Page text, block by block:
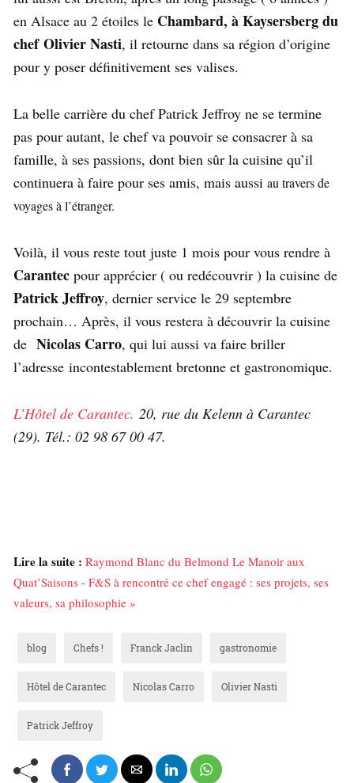
en Alsace au 2 étoiles le Chambard, à Kaysersberg du
chef Olivier Nasti, il retourne dans sa région d’origine
pour y poser définitivement ses valises.
La belle carrière du chef Patrick Jeffroy ne se termine
pas pour autant, le chef va pouvoir se consacrer à sa
famille, à ses passions, dont bien sûr la cuisine qu’il
continuera à faire pour ses amis, mais aussi au travers de
voyages à l’étranger.
Voilà, il vous reste tout juste 1 mois pour vous rendre à
Carantec pour apprécier ( ou redécouvrir ) la cuisine de
Patrick Jeffroy, dernier service le 29 septembre
prochain… Après, il vous restera à découvrir la cuisine
de Nicolas Carro, qui lui aussi va faire briller
l’adresse incontestablement bretonne et gastronomique.
L’Hôtel de Carantec. 20, rue du Kelenn à Carantec
(29). Tél.: 02 98 67 00 47.
Lire la suite : Raymond Blanc du Belmond Le Manoir aux
Quat’Saisons - F&S à rencontré ce chef engagé : ses projets, ses
valeurs, sa philosophie »
blog Chefs ! Franck Jaclin gastronomie
Hôtel de Carantec Nicolas Carro Olivier Nasti
Patrick Jeffroy